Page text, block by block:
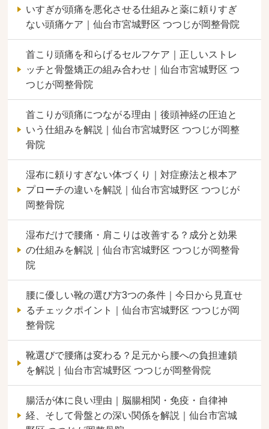
いすぎが頭痛を悪化させる仕組みと薬に頼りすぎ
ない頭痛ケア｜仙台市宮城野区 つつじが岡整骨院
首こり頭痛を和らげるセルフケア｜正しいストレ
ッチと骨盤矯正の組み合わせ｜仙台市宮城野区 つ
つじが岡整骨院
首こりが頭痛につながる理由｜後頭神経の圧迫と
いう仕組みを解説｜仙台市宮城野区 つつじが岡整
骨院
湿布に頼りすぎない体づくり｜対症療法と根本ア
プローチの違いを解説｜仙台市宮城野区 つつじが
岡整骨院
湿布だけで腰痛・肩こりは改善する？成分と効果
の仕組みを解説｜仙台市宮城野区 つつじが岡整骨
院
腰に優しい靴の選び方3つの条件｜今日から見直せ
るチェックポイント｜仙台市宮城野区 つつじが岡
整骨院
靴選びで腰痛は変わる？足元から腰への負担連鎖
を解説｜仙台市宮城野区 つつじが岡整骨院
腸活が体に良い理由｜脳腸相関・免疫・自律神
経、そして骨盤との深い関係を解説｜仙台市宮城